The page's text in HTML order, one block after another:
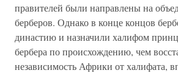
правителей были направлены на
берберов. Однако в конце концов
династию и назначили халифом
бербера по происхождению, чем
независимость Африки от халифата,